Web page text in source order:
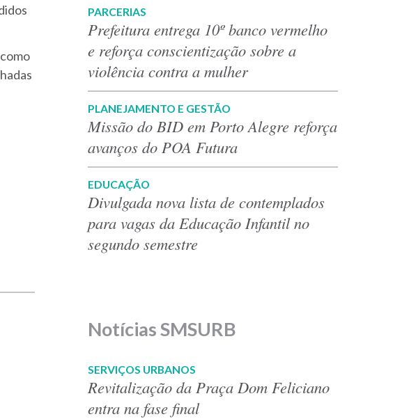
PARCERIAS
Prefeitura entrega 10º banco vermelho
e reforça conscientização sobre a
violência contra a mulher
PLANEJAMENTO E GESTÃO
Missão do BID em Porto Alegre reforça
avanços do POA Futura
EDUCAÇÃO
Divulgada nova lista de contemplados
para vagas da Educação Infantil no
segundo semestre
Notícias SMSURB
SERVIÇOS URBANOS
Revitalização da Praça Dom Feliciano
entra na fase final